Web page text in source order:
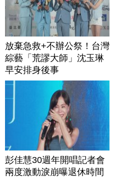
放棄急救+不辦公祭！台灣
綜藝「荒謬大師」沈玉琳
早安排身後事
彭佳慧30週年開唱記者會
兩度激動淚崩曝退休時間